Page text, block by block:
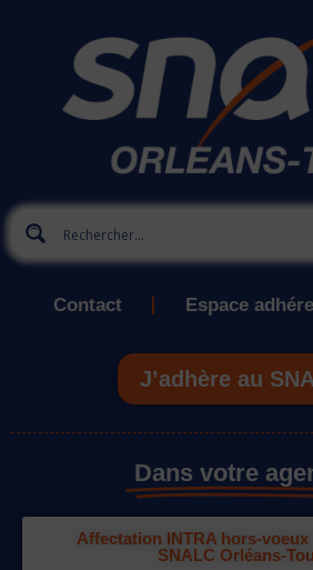
Contact Espace
J’adhère au
Dans votre
Affectation INTRA hors-voeux
SNALC Orléans-